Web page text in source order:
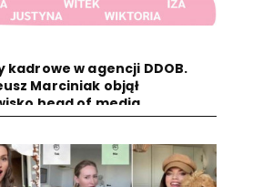
kadrowe w agencji DDOB.
Marciniak objął
head of media